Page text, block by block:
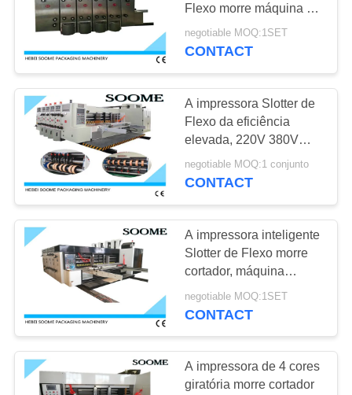
PRIVACIDADE
Flexo morre máquina de
impressão da caixa do
cortador com PLC
negotiable MOQ:1SET
CONTACT
A impressora Slotter de
Flexo da eficiência
elevada, 220V 380V
corrugou a máquina de
impressão da caixa
negotiable MOQ:1 conjunto
CONTACT
A impressora inteligente
Slotter de Flexo morre
cortador, máquina
colorida da cartonagem
da caixa
negotiable MOQ:1SET
CONTACT
A impressora de 4 cores
giratória morre cortador